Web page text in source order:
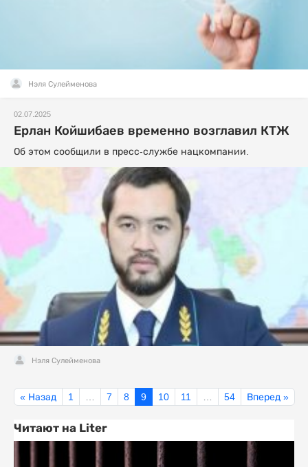
Нэля Сулейменова
02.07.2025
Ерлан Койшибаев временно возглавил КТЖ
Об этом сообщили в пресс-службе нацкомпании.
Нэля Сулейменова
« Назад 1 7 8 9 10 11 54 Вперед »
Читают на Liter